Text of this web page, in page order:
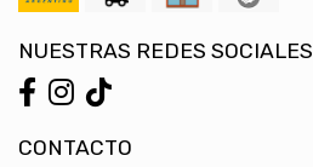
NUESTRAS REDES SOCIALES
CONTACTO